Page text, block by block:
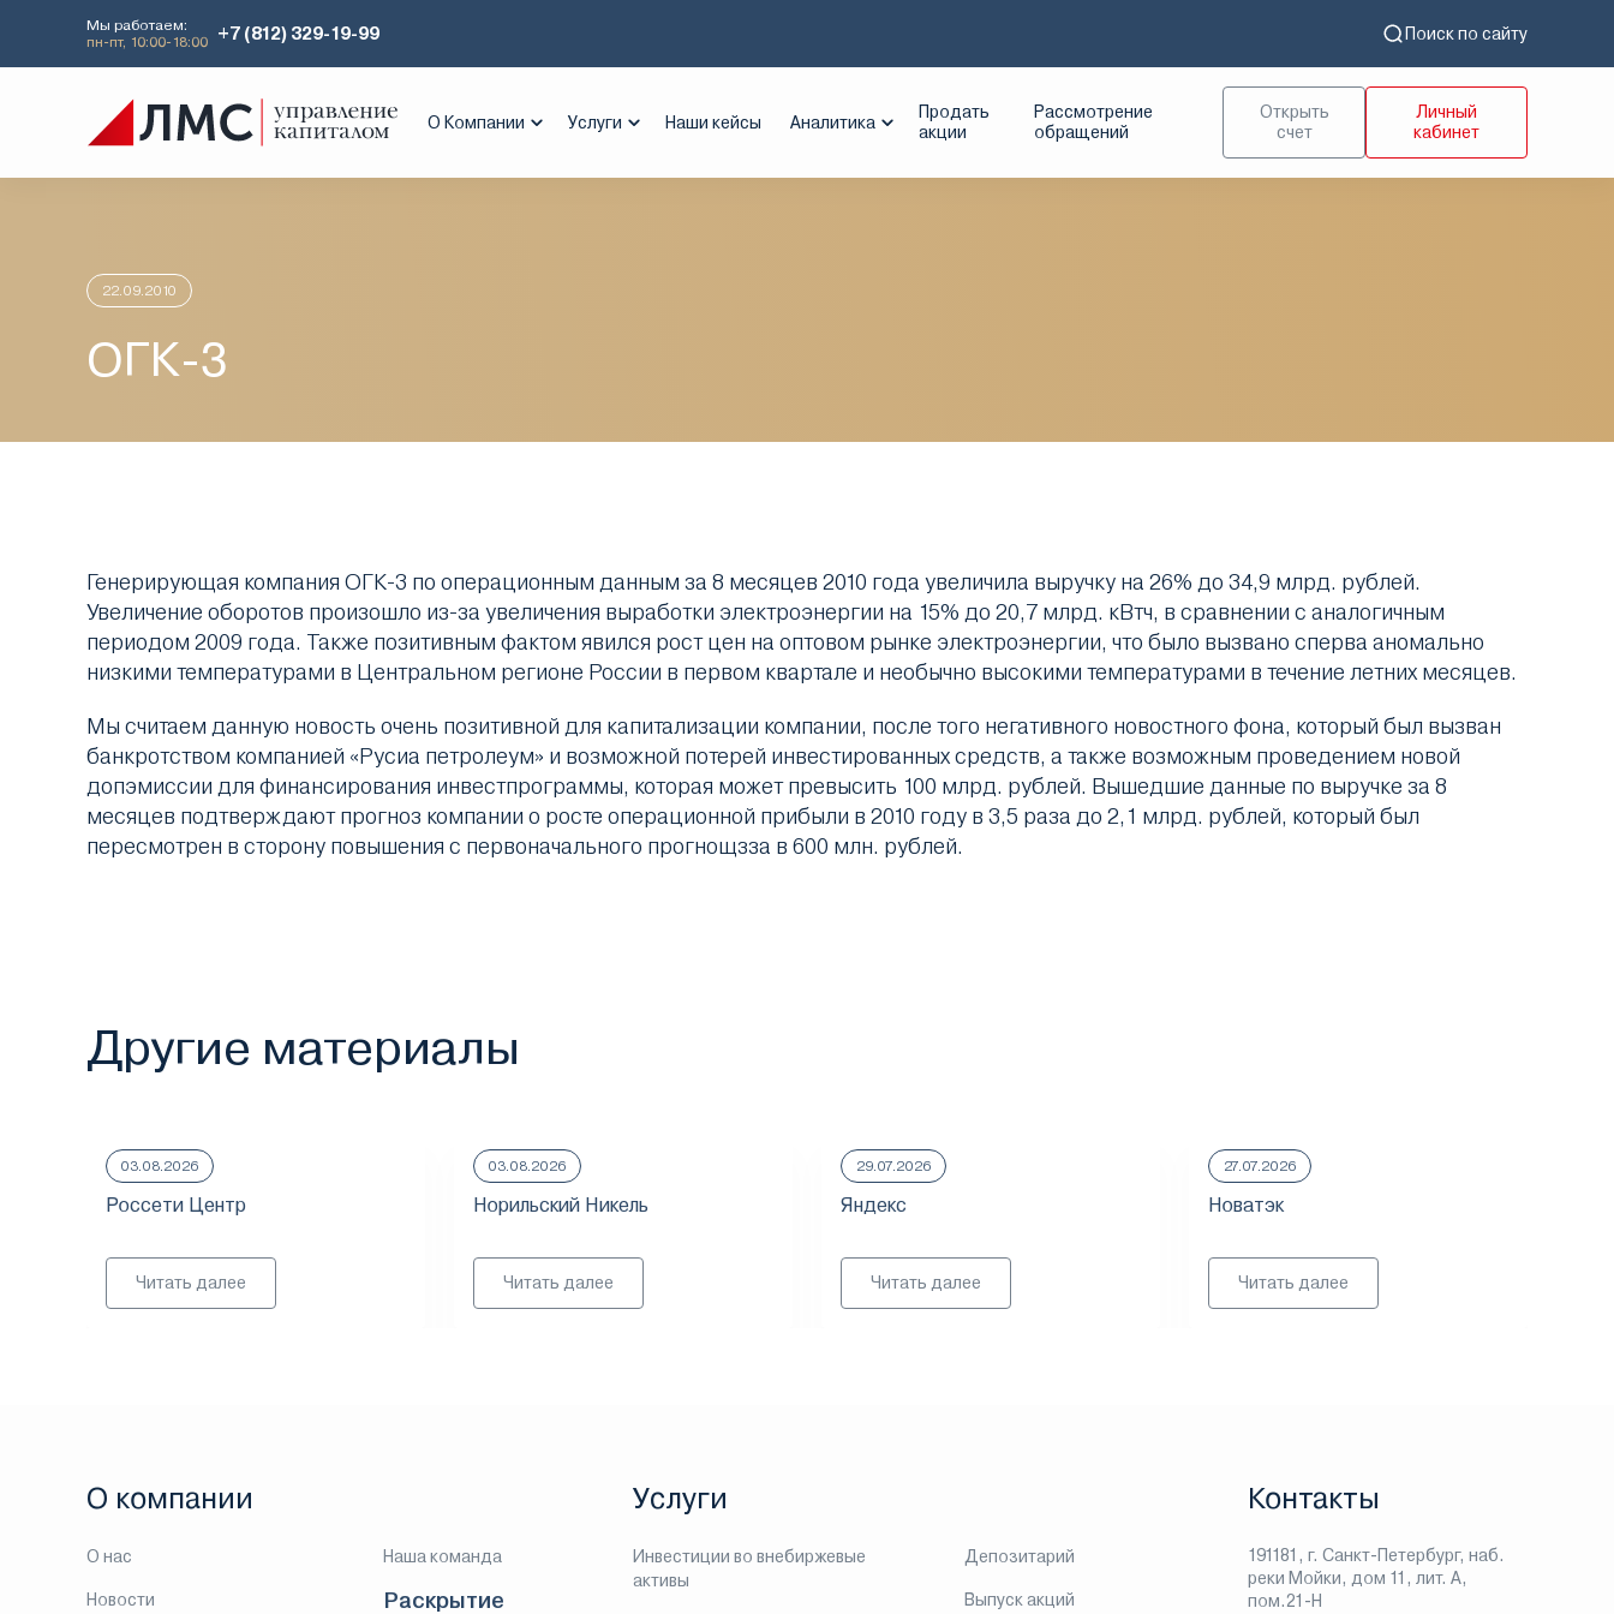
Мы работаем:
пн-пт, 10:00-18:00
+7 (812) 329-19-99 Поиск по сайту
О Компании Услуги Наши кейсы Аналитика
Продать
акции
Рассмотрение
обращений
Открыть
счет
Личный
кабинет
Главная Аналитика Идеи дня ОГК-3
22.09.2010
ОГК-3
Генерирующая компания ОГК-3 по операционным данным за 8 месяцев 2010 года увеличила выручку на 26% до 34,9 млрд. рублей.
Увеличение оборотов произошло из-за увеличения выработки электроэнергии на 15% до 20,7 млрд. кВтч, в сравнении с аналогичным
периодом 2009 года. Также позитивным фактом явился рост цен на оптовом рынке электроэнергии, что было вызвано сперва аномально
низкими температурами в Центральном регионе России в первом квартале и необычно высокими температурами в течение летних месяцев.
Мы считаем данную новость очень позитивной для капитализации компании, после того негативного новостного фона, который был вызван
банкротством компанией «Русиа петролеум» и возможной потерей инвестированных средств, а также возможным проведением новой
допэмиссии для финансирования инвестпрограммы, которая может превысить 100 млрд. рублей. Вышедшие данные по выручке за 8
месяцев подтверждают прогноз компании о росте операционной прибыли в 2010 году в 3,5 раза до 2,1 млрд. рублей, который был
пересмотрен в сторону повышения с первоначального прогнощзза в 600 млн. рублей.
Другие материалы
03.08.2026
Россети Центр
Читать далее
03.08.2026
Норильский Никель
Читать далее
29.07.2026
Яндекс
Читать далее
27.07.2026
Новатэк
Читать далее
О компании
О нас
Новости
Наша команда
Раскрытие
Услуги
Инвестиции во внебиржевые
активы
Депозитарий
Выпуск акций
Контакты
191181, г. Санкт-Петербург, наб.
реки Мойки, дом 11, лит. А,
пом.21-Н